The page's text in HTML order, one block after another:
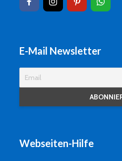
E-Mail Newsletter
Webseiten-Hilfe